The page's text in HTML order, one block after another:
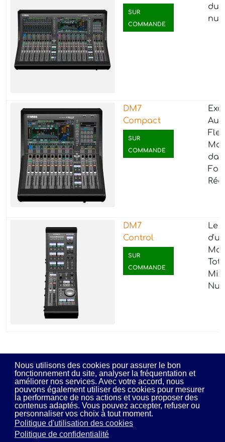
Nous utilisons des cookies pour assurer le bon
fonctionnement du site, analyser la fréquentation et
améliorer nos services. Avec votre accord, nous
pouvons également utiliser des cookies pour mesurer
la performance de nos actions et vous proposer des
contenus adaptés. Vous pouvez accepter, refuser ou
personnaliser vos choix à tout moment.
Politique d'utilisation des cookies
Politique de confidentialité
SUR
COMMANDE
du
DM7
Compact
SUR
COMMANDE
DM7
Control
SUR
COMMANDE
Le
MDS Audio © 2026 - Tous droits réservés - Par l'agence
DevWeb
Mentions légales
Politique de confidentialité